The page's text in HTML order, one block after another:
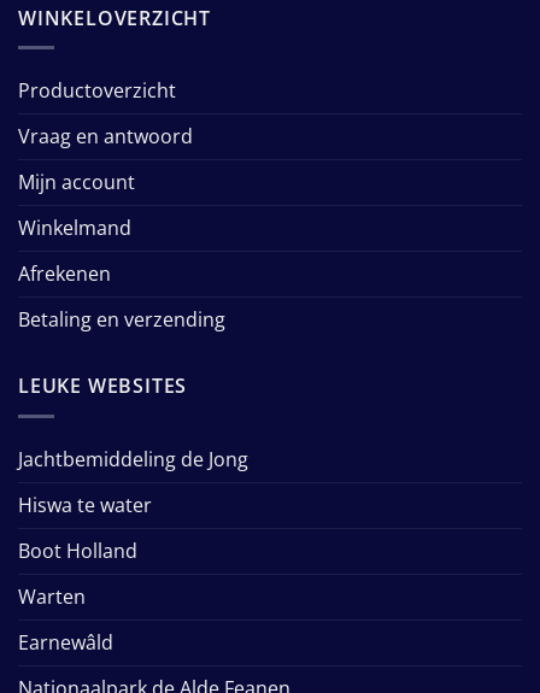
WINKELOVERZICHT
Productoverzicht
Vraag en antwoord
Mijn account
Winkelmand
Afrekenen
Betaling en verzending
LEUKE WEBSITES
Jachtbemiddeling de Jong
Hiswa te water
Boot Holland
Warten
Earnewâld